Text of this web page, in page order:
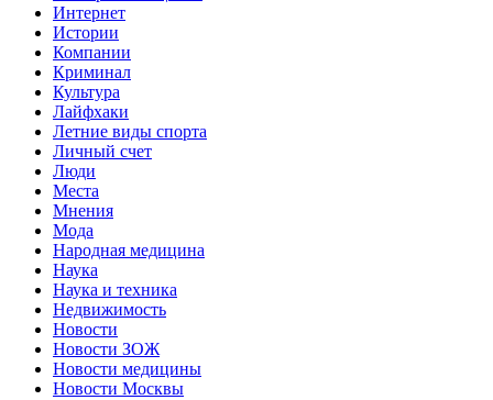
Интернет
Истории
Компании
Криминал
Культура
Лайфхаки
Летние виды спорта
Личный счет
Люди
Места
Мнения
Мода
Народная медицина
Наука
Наука и техника
Недвижимость
Новости
Новости ЗОЖ
Новости медицины
Новости Москвы